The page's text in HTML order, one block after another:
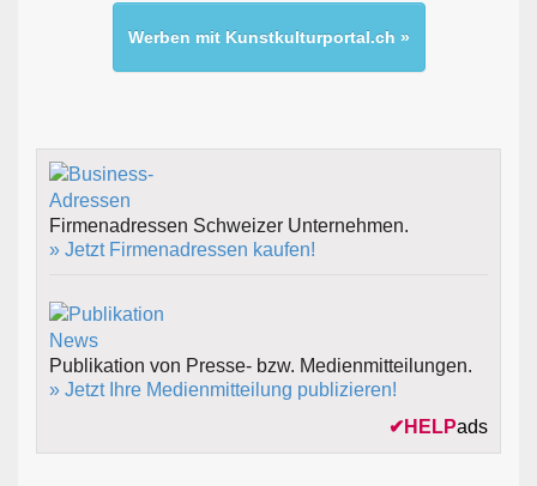
Werben mit Kunstkulturportal.ch »
Firmenadressen Schweizer Unternehmen.
» Jetzt Firmenadressen kaufen!
Publikation von Presse- bzw. Medienmitteilungen.
» Jetzt Ihre Medienmitteilung publizieren!
✔ HELPads